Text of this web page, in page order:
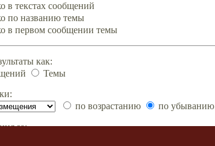
в текстах сообщений
по названию темы
в первом сообщении темы
как:
Темы
по возрастанию
по убыванию
за: